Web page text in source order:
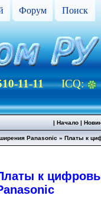
Форум Поиск
11-11ICQ:
| Начало|
Panasonic » Платы к
к